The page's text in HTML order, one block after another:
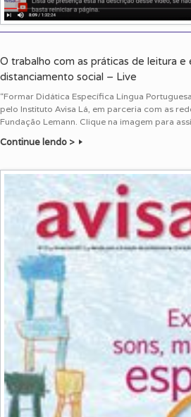
O trabalho com as práticas de leitura e
distanciamento social – Live
“Formar Didática Específica Língua
pelo Instituto Avisa Lá, em parceria com as
Fundação Lemann. Clique na imagem para
Continue lendo >